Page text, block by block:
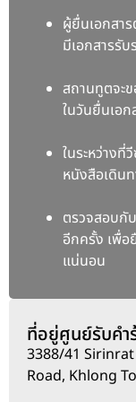
ผู้ยื่นเอกสา
มีเอกสารรั
สถานทูตจะ
ในวันยื่นเอก
ในระหว่างที่
หนังสือเดิน
ตรวจสอบกั
อีกครั้ง เพื่อ
แน่นอน
ที่อยู่ศูนย์รับคำ
3388/41
Road, Khlong